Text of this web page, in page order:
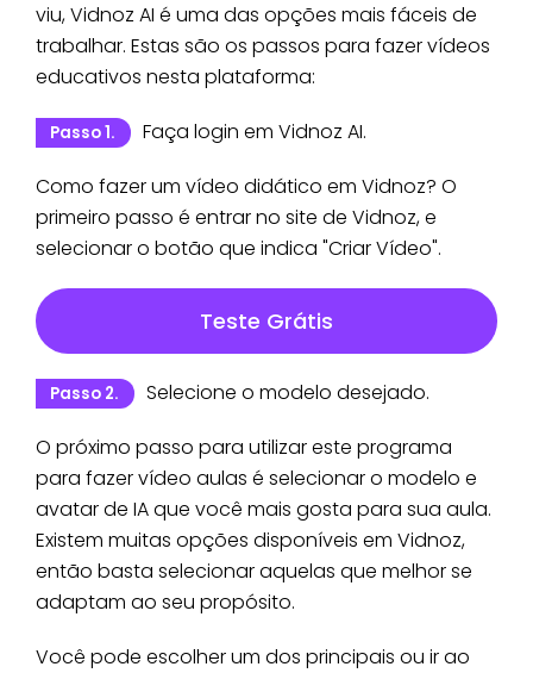
viu, Vidnoz AI é uma das opções mais fáceis de
trabalhar. Estas são os passos para fazer vídeos
educativos nesta plataforma:
Passo 1.
Faça login em Vidnoz AI.
Como fazer um vídeo didático em Vidnoz? O
primeiro passo é entrar no site de Vidnoz, e
selecionar o botão que indica "Criar Vídeo".
Teste Grátis
Passo 2.
Selecione o modelo desejado.
O próximo passo para utilizar este programa
para fazer vídeo aulas é selecionar o modelo e
avatar de IA que você mais gosta para sua aula.
Existem muitas opções disponíveis em Vidnoz,
então basta selecionar aquelas que melhor se
adaptam ao seu propósito.
Você pode escolher um dos principais ou ir ao